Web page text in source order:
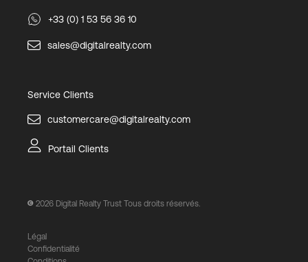
+33 (0) 1 53 56 36 10
sales@digitalrealty.com
Service Clients
customercare@digitalrealty.com
Portail Clients
2026 Digital Realty Trust Tous droits réservés.
Légal
Confidentialité